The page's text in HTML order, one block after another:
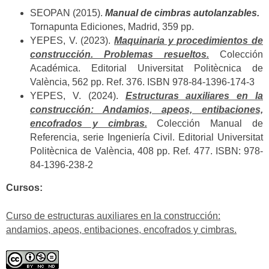
SEOPAN (2015). Manual de cimbras autolanzables.
Tornapunta Ediciones, Madrid, 359 pp.
YEPES, V. (2023). Maquinaria y procedimientos de
construcción. Problemas resueltos. Colección
Académica. Editorial Universitat Politècnica de
València, 562 pp. Ref. 376. ISBN 978-84-1396-174-3
YEPES, V. (2024). Estructuras auxiliares en la
construcción: Andamios, apeos, entibaciones,
encofrados y cimbras. Colección Manual de
Referencia, serie Ingeniería Civil. Editorial Universitat
Politècnica de València, 408 pp. Ref. 477. ISBN: 978-
84-1396-238-2
Cursos:
Curso de estructuras auxiliares en la construcción:
andamios, apeos, entibaciones, encofrados y cimbras.